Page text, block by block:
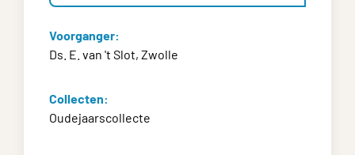
Voorganger:
Ds. E. van 't Slot, Zwolle
Collecten:
Oudejaarscollecte